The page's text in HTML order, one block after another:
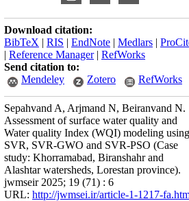
Download citation:
BibTeX | RIS | EndNote | Medlars |
| Reference Manager| RefWorks
Send citation to:
Mendeley
Zotero RefWorks
Sepahvand A, Arjmand N, Beiranvand N.
Assessment of surface water quality and
Water quality Index (WQI) modeling using
SVR, SVR-GWO and SVR-PSO (Case
study: Khorramabad, Biranshahr and
Alashtar watersheds, Lorestan province).
jwmseir 2025; 19 (71) : 6
URL: http://jwmsei.ir/article-1-1217-